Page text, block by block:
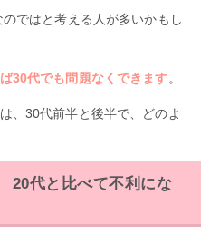
ではと考える人が多いかもし
30代でも問題なくできます。
、30代前半と後半で、どのよ
20代と比べて不利にな